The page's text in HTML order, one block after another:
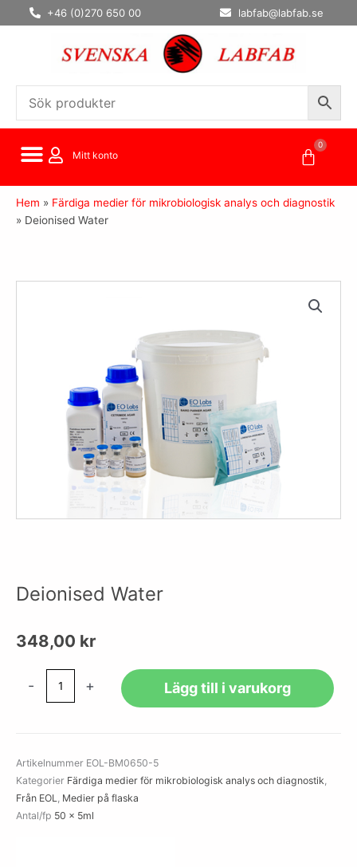
Hoppa
till
+46 (0)270 650 00 labfab@labfab.se
Mitt konto
0
Hem » Färdiga medier för mikrobiologisk analys och diagnostik
» Deionised Water
Deionised Water
348,00 kr
- + Lägg till i varukorg
Artikelnummer EOL-BM0650-5
Kategorier Färdiga medier för mikrobiologisk analys och diagnostik,
Från EOL, Medier på flaska
Antal/fp 50 x 5ml